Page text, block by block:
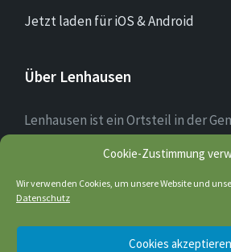
Cookie-Zustimmung
Wir verwenden Cookies, um unsere Website und
Datenschutz
Cookies akzeptieren
Jetzt laden für iOS & Android
Über Lenhausen
Lenhausen ist ein Ortsteil in der
im Sauerland mit rund 1.190
Zusammenfluss von Lenne und
Ortsbild des Dorfkerns ist
geprägt; einige Fachwerkhäuser